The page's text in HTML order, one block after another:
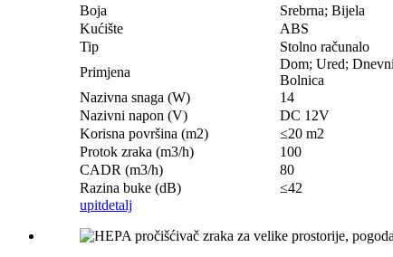
Boja
Srebrna; Bijela
Kućište
ABS
Tip
Stolno računalo
Primjena
Dom; Ured;
Bolnica
Nazivna snaga (W)
14
Nazivni napon (V)
DC 12V
Korisna površina (m2)
≤20 m2
Protok zraka (m3/h)
100
CADR (m3/h)
80
Razina buke (dB)
≤42
upitdetalj